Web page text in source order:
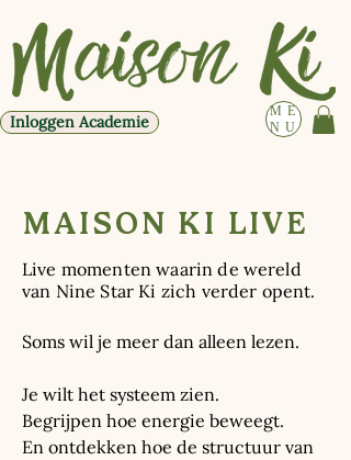
ME
NU
Inloggen Academie
MAISON KI LIVE
Live momenten waarin de wereld
van Nine Star Ki zich verder opent.
Soms wil je meer dan alleen lezen.
Je wilt het systeem zien.
Begrijpen hoe energie beweegt.
En ontdekken hoe de structuur van